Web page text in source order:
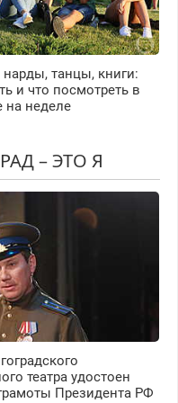
нарды, танцы, книги:
и что посмотреть в
на неделе
– ЭТО Я
театра удостоен
Президента РФ